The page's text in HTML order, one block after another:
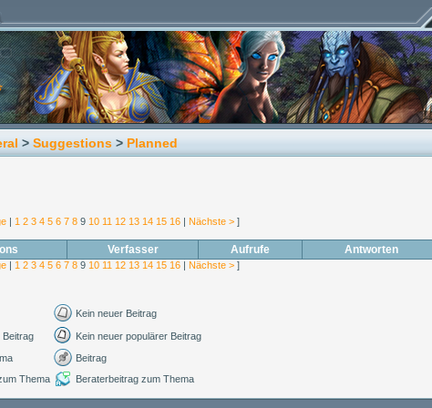
> Suggestions > Planned
| 1 2 3 4 5 6 7 8 9 10 11 12 13 14 15 16 | Nächste > ]
Verfasser Aufrufe Antworten
| 1 2 3 4 5 6 7 8 9 10 11 12 13 14 15 16 | Nächste > ]
Kein neuer Beitrag
Beitrag
Kein neuer populärer Beitrag
Beitrag
Thema
Beraterbeitrag zum Thema